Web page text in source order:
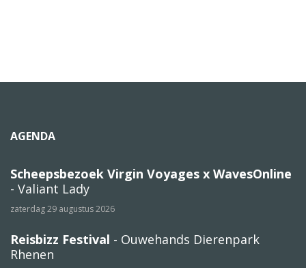
AGENDA
Scheepsbezoek Virgin Voyages x WavesOnline
- Valiant Lady
zaterdag 29 augustus 2026
Reisbizz Festival - Ouwehands Dierenpark
Rhenen